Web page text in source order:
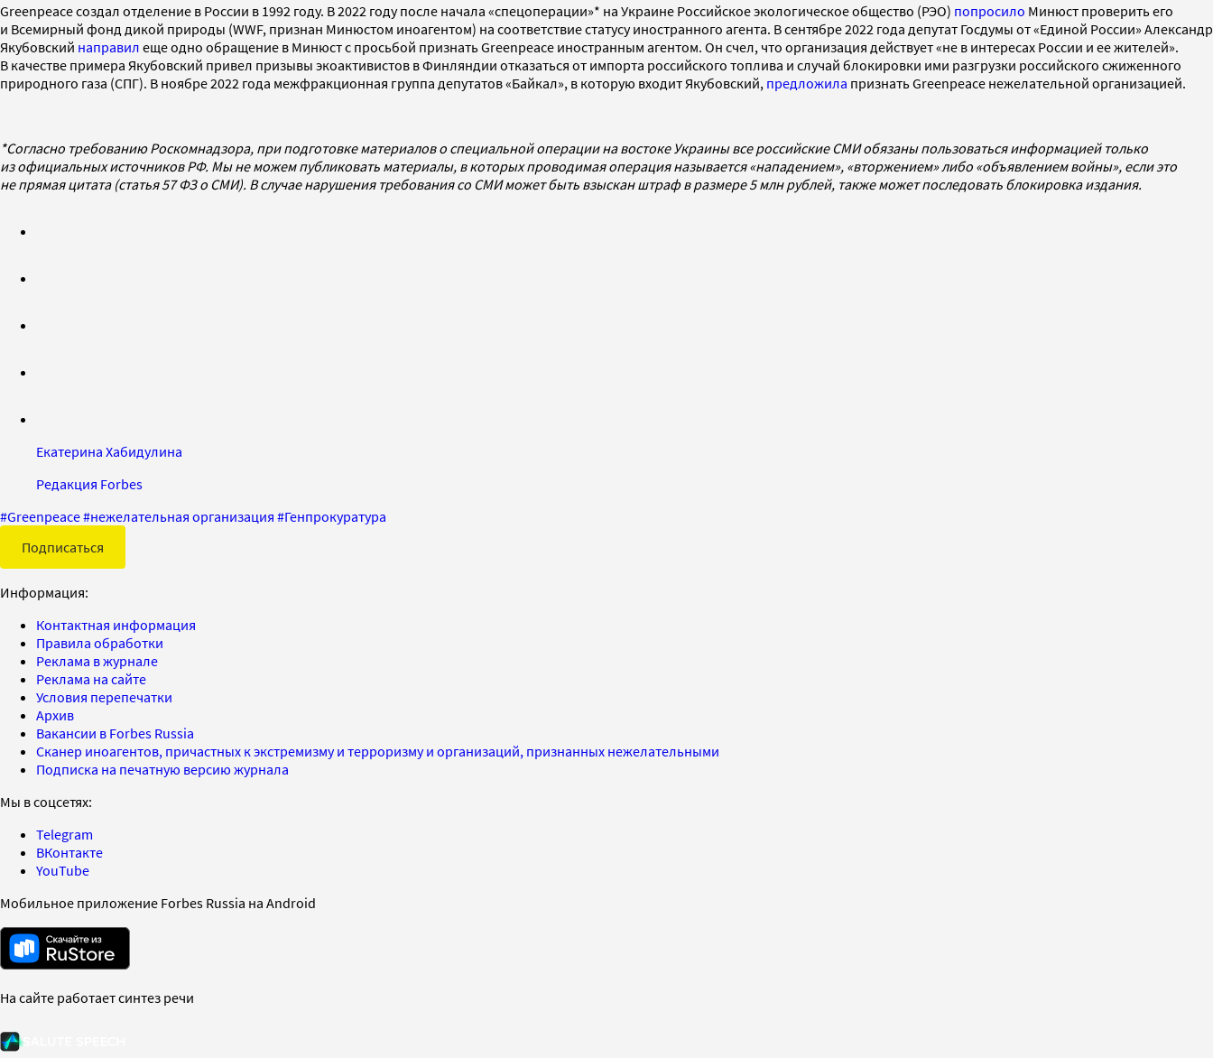
Greenpeace создал отделение в России в 1992 году. В 2022 году после начала «спецоперации»* на Украине Российское экологическое общество (РЭО) попросило Минюст проверить его
и Всемирный фонд дикой природы (WWF, признан Минюстом иноагентом) на соответствие статусу иностранного агента. В сентябре 2022 года депутат Госдумы от «Единой России» Александр
Якубовский направил еще одно обращение в Минюст с просьбой признать Greenpeace иностранным агентом. Он счел, что организация действует «не в интересах России и ее жителей».
В качестве примера Якубовский привел призывы экоактивистов в Финляндии отказаться от импорта российского топлива и случай блокировки ими разгрузки российского сжиженного
природного газа (СПГ). В ноябре 2022 года межфракционная группа депутатов «Байкал», в которую входит Якубовский, предложила признать Greenpeace нежелательной организацией.
*Согласно требованию Роскомнадзора, при подготовке материалов о специальной операции на востоке Украины все российские СМИ обязаны пользоваться информацией только
из официальных источников РФ. Мы не можем публиковать материалы, в которых проводимая операция называется «нападением», «вторжением» либо «объявлением войны», если это
не прямая цитата (статья 57 ФЗ о СМИ). В случае нарушения требования со СМИ может быть взыскан штраф в размере 5 млн рублей, также может последовать блокировка издания.
Екатерина Хабидулина
Редакция Forbes
#Greenpeace#нежелательная организация #Генпрокуратура
Подписаться
Информация:
Контактная информация
Правила обработки
Реклама в журнале
Реклама на сайте
Условия перепечатки
Архив
Вакансии в Forbes Russia
Сканер иноагентов, причастных к экстремизму и терроризму и организаций, признанных нежелательными
Подписка на печатную версию журнала
Мы в соцсетях:
Telegram
ВКонтакте
YouTube
Мобильное приложение Forbes Russia на Android
На сайте работает синтез речи